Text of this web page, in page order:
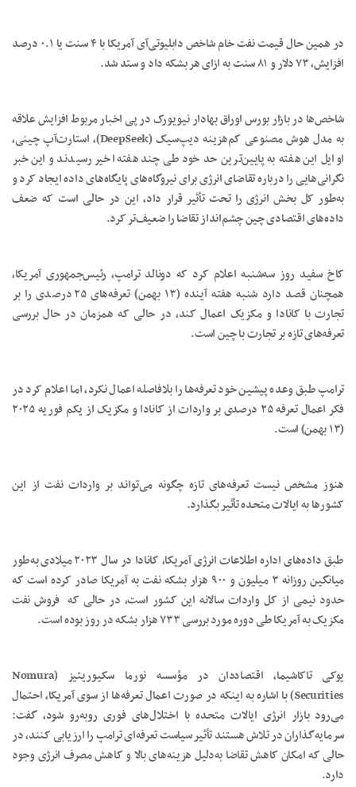
در همین حال قیمت نفت خام شاخص دابلیوتی‌آی آمریکا با ۴ سنت یا ۰.۱ درصد
افزایش، ۷۳ دلار و ۸۱ سنت به ازای هر بشکه داد و ستد شد.
شاخص‌ها در بازار بورس اوراق بهادار نیویورک در پی اخبار مربوط افزایش علاقه
به مدل هوش مصنوعی کم‌هزینه دیپ‌سیک (DeepSeek)، استارت‌آپ چینی،
اوایل این هفته به پایین‌ترین حد خود طی چند هفته اخیر رسیدند و این خبر
نگرانی‌هایی را درباره تقاضای انرژی برای نیروگاه‌های پایگاه‌های داده ایجاد کرد و
به‌طور کل بخش انرژی را تحت تأثیر قرار داد، این در حالی است که ضعف
داده‌های اقتصادی چین چشم‌انداز تقاضا را ضعیف‌تر کرد.
کاخ سفید روز سه‌شنبه اعلام کرد که دونالد ترامپ، رئیس‌جمهوری آمریکا،
همچنان قصد دارد شنبه هفته آینده (۱۳ بهمن) تعرفه‌های ۲۵ درصدی را بر
تجارت با کانادا و مکزیک اعمال کند، در حالی که همزمان در حال بررسی
تعرفه‌های تازه بر تجارت با چین است.
ترامپ طبق وعده پیشین خود تعرفه‌ها را بلافاصله اعمال نکرد، اما اعلام کرد در
فکر اعمال تعرفه ۲۵ درصدی بر واردات از کانادا و مکزیک از یکم فوریه ۲۰۲۵
(۱۳ بهمن) است.
هنوز مشخص نیست تعرفه‌های تازه چگونه می‌تواند بر واردات نفت از این
کشورها به ایالات متحده تأثیر بگذارد.
طبق داده‌های اداره اطلاعات انرژی آمریکا، کانادا در سال ۲۰۲۳ میلادی به‌طور
میانگین روزانه ۳ میلیون و ۹۰۰ هزار بشکه نفت به آمریکا صادر کرده است که
حدود نیمی از کل واردات سالانه این کشور است، در حالی که فروش نفت
مکزیک به آمریکا طی دوره مورد بررسی ۷۳۳ هزار بشکه در روز بوده است.
یوکی تاکاشیما، اقتصاددان در مؤسسه نورما سکیوریتیز (Nomura
Securities) با اشاره به اینکه در صورت اعمال تعرفه‌ها از سوی آمریکا، احتمال
می‌رود بازار انرژی ایالات متحده با اختلال‌های فوری روبه‌رو شود، گفت:
سرمایه‌گذاران در تلاش هستند تأثیر سیاست تعرفه‌ای ترامپ را ارزیابی کنند، در
حالی که امکان کاهش تقاضا به‌دلیل هزینه‌های بالا و کاهش مصرف انرژی وجود
دارد.